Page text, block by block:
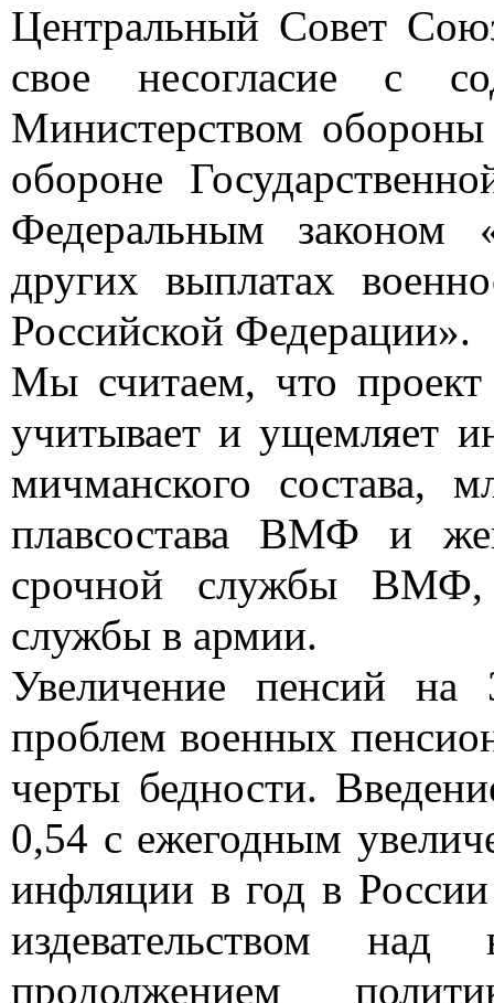
Центральный Совет
свое несогласие с
Министерством
обороне
Федеральным законом
других выплатах
Российской Федерации».
Мы считаем, что проект
учитывает и ущемляет
мичманского состава,
плавсостава ВМФ и
срочной службы
службы в армии.
Увеличение пенсий
проблем военных
черты бедности.
0,54 с ежегодным
инфляции в год в
издевательством
продолжением